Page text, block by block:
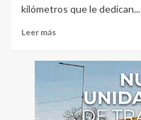
kilómetros que le dedican...
Leer más